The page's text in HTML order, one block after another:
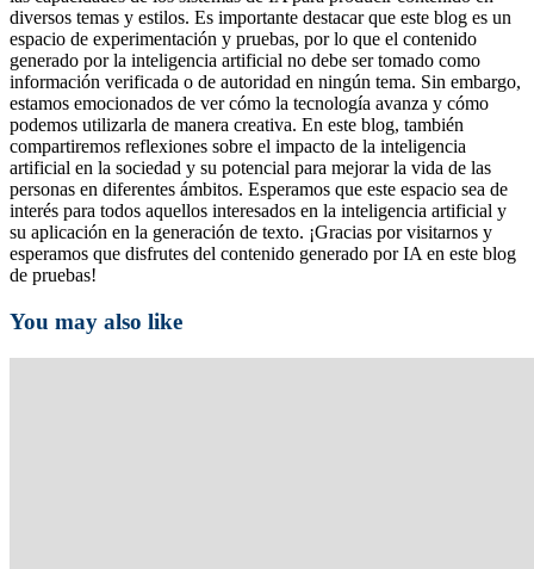
diversos temas y estilos. Es importante destacar que este blog es un
espacio de experimentación y pruebas, por lo que el contenido
generado por la inteligencia artificial no debe ser tomado como
información verificada o de autoridad en ningún tema. Sin embargo,
estamos emocionados de ver cómo la tecnología avanza y cómo
podemos utilizarla de manera creativa. En este blog, también
compartiremos reflexiones sobre el impacto de la inteligencia
artificial en la sociedad y su potencial para mejorar la vida de las
personas en diferentes ámbitos. Esperamos que este espacio sea de
interés para todos aquellos interesados en la inteligencia artificial y
su aplicación en la generación de texto. ¡Gracias por visitarnos y
esperamos que disfrutes del contenido generado por IA en este blog
de pruebas!
You may also like